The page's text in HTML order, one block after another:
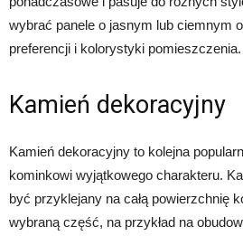
wybrać panele o jasnym lub ciemnym
preferencji i kolorystyki pomieszczenia.
Kamień dekoracyjny
Kamień dekoracyjny to kolejna
kominkowi wyjątkowego charakteru.
być przyklejany na całą powierzchnię
wybraną część, na przykład na